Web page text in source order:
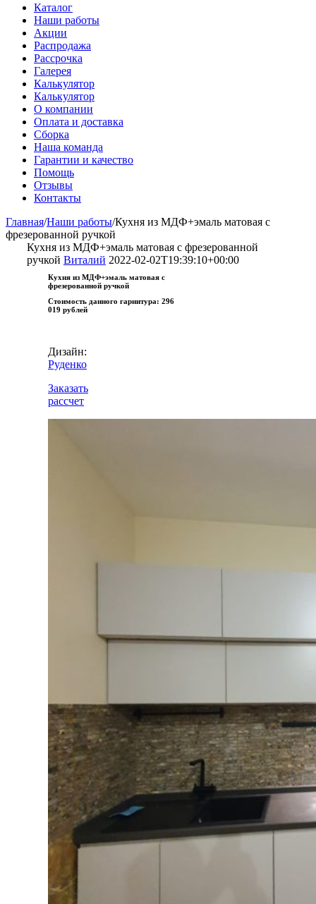
Каталог
Наши работы
Акции
Распродажа
Рассрочка
Галерея
Калькулятор
Калькулятор
О компании
Оплата и доставка
Сборка
Наша команда
Гарантии и качество
Помощь
Отзывы
Контакты
Главная/Наши работы/Кухня из МДФ+эмаль матовая с
фрезерованной ручкой
Кухня из МДФ+эмаль матовая с фрезерованной
ручкой Виталий 2022-02-02T19:39:10+00:00
Кухня из МДФ+эмаль матовая с
фрезерованной ручкой
Стоимость данного гарнитура: 296
019 рублей
Дизайн:
Руденко
Заказать
рассчет